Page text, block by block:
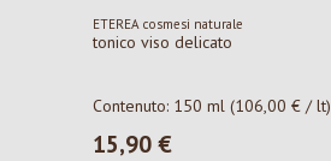
ETEREA cosmesi naturale
tonico viso delicato
Contenuto: 150 ml(106,00 € / lt)
Prezzo normale:
15,90 €